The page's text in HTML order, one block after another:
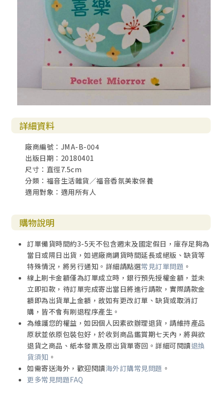
詳細資料
廠商編號：JMA-B-004
出版日期：20180401
尺寸：直徑7.5cm
分類：福音生活雜貨／福音香氛美妝保養
適用對象：適用所有人
購物說明
訂單備貨時間約3-5天不包含週末及國定假日，庫存足夠為
當日或隔日出貨，如遇廠商調貨時間延長或絕版、缺貨等
特殊情況，將另行通知。詳細請點選常見訂單問題 。
線上刷卡金額僅為訂單成立時，銀行預先授權金額，並未
立即扣款，待訂單完成寄出當日將進行請款，實際請款金
額即為出貨單上金額，故如有更改訂單、缺貨或取消訂
購，皆不會有刷退程序產生。
為維護您的權益，如因個人因素欲辦理退貨，請維持產品
原狀並依原包裝包好，於收到商品鑑賞期七天內，將與欲
退貨之商品、紙本發票及原出貨單寄回。詳細可閱讀退換
貨須知 。
如需寄送海外，歡迎閱讀海外訂購常見問題 。
更多常見問題FAQ